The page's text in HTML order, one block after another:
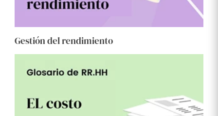
Gestión del rendimiento